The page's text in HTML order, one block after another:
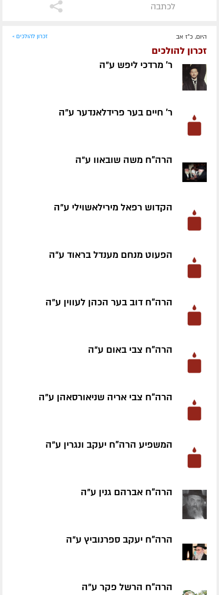
לכתבה
היום, כ"ז אב זכרון להולכים »
זכרון להולכים
ר' מרדכי ליפש ע״ה
ר' חיים בער פרידלאנדער ע״ה
הרה"ח משה שובאוו ע״ה
הקדוש רפאל מירילאשוילי ע״ה
הפעוט מנחם מענדל בראוד ע״ה
הרה"ח דוב בער הכהן לעווין ע״ה
הרה"ח צבי באום ע״ה
הרה"ח צבי אריה שניאורסאהן ע״ה
המשפיע הרה"ח יעקב ונגרין ע״ה
הרה"ח אברהם גנין ע״ה
הרה"ח יעקב ספרנוביץ ע״ה
הרה"ח הרשל פקר ע״ה